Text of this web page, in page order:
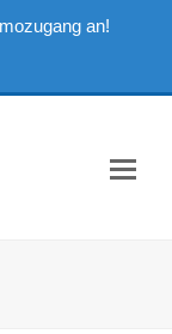
an!